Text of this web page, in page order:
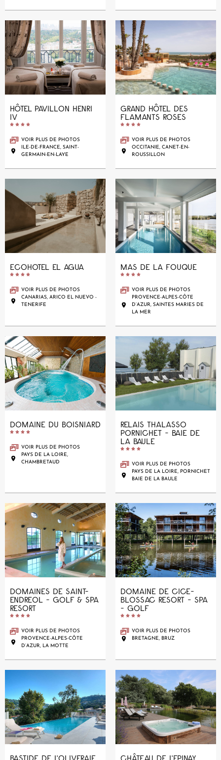
HÔTEL PAVILLON HENRI
IV
   
VOIR PLUS DE PHOTOS
ILE-DE-FRANCE, SAINT-
GERMAIN-EN-LAYE
GRAND HÔTEL DES
FLAMANTS ROSES
   
VOIR PLUS DE PHOTOS
OCCITANIE, CANET-EN-
ROUSSILLON
ECOHOTEL EL AGUA
   
VOIR PLUS DE PHOTOS
CANARIAS, ARICO EL NUEVO -
TENERIFE
MAS DE LA FOUQUE
   
VOIR PLUS DE PHOTOS
PROVENCE-ALPES-CÔTE
D’AZUR, SAINTES MARIES DE
LA MER
DOMAINE DU BOISNIARD
   
VOIR PLUS DE PHOTOS
PAYS DE LA LOIRE,
CHAMBRETAUD
RELAIS THALASSO
PORNICHET - BAIE DE
LA BAULE
   
VOIR PLUS DE PHOTOS
PAYS DE LA LOIRE, PORNICHET
BAIE DE LA BAULE
DOMAINES DE SAINT-
ENDREOL - GOLF & SPA
RESORT
   
VOIR PLUS DE PHOTOS
PROVENCE-ALPES-CÔTE
D’AZUR, LA MOTTE
DOMAINE DE CICE-
BLOSSAC RESORT - SPA
- GOLF
   
VOIR PLUS DE PHOTOS
BRETAGNE, BRUZ